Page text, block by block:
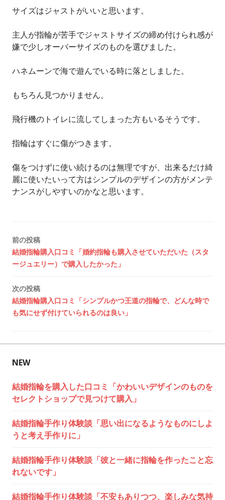
サイズはジャストがいいと思います。
主人が指輪が苦手でジャストサイズの締め付けられ感が
嫌で少しオーバーサイズのものを選びました。
ハネムーンで海で遊んでいる時に落としました。
もちろん見つかりません。
飛行機のトイレに流してしまった方もいるそうです。
指輪はすぐに傷がつきます。
傷をつけずに使い続けるのは無理ですが、出来るだけ綺
麗に使いたいって方はシンプルのデザインの方がメンテ
ナンスがしやすいのかなと思います。
投
稿
ナ
ビ
ー
シ
ョ
ン
前の投稿
結婚指輪購入口コミ「婚約指輪も購入させていただいた（スタ
ージュエリー）で購入したかった」
次の投稿
結婚指輪購入口コミ「シンプルかつ王道の指輪で、どんな時で
も気にせず付けていられるのは良い」
NEW
結婚指輪を購入した口コミ「かわいいデザインのものを
セレクトショップで見つけて購入」
結婚指輪手作り体験談「思い出になるようなものにしよ
うと考え手作りに」
結婚指輪手作り体験談「彼と一緒に指輪を作ったこと忘
れないです」
結婚指輪手作り体験談「不安もありつつ、楽しみな気持